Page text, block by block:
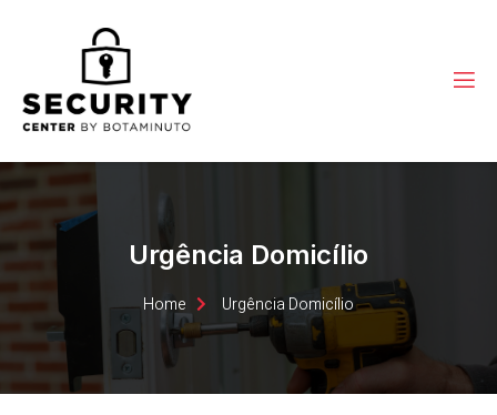
Urgência Domicílio
Home Urgência Domicílio